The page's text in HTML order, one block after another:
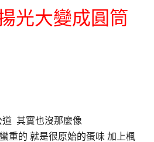
光大變成圓筒
道 其實也沒那麼像
重的 就是很原始的蛋味 加上楓